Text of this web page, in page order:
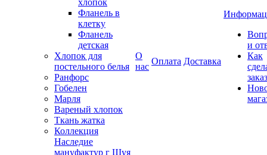
хлопок
Фланель в
клетку
Фланель
детская
Хлопок для
постельного белья
Ранфорс
Гобелен
Марля
Вареный хлопок
Ткань жатка
Коллекция
Наследие
мануфактур г Шуя
О
нас
Оплата Доставка
и
Как
заказ